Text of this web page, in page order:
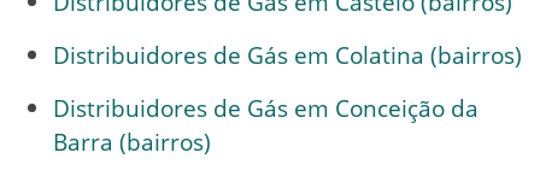
Distribuidores de Gás em Colatina (bairros)
Distribuidores de Gás em Conceição da
Barra (bairros)